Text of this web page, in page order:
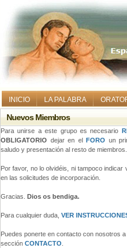
INICIO LA PALABRA
Nuevos Miembros
Para unirse a este grupo es necesario
OBLIGATORIO dejar en el FORO un
saludo y presentación al resto de miembros.
Por favor, no lo olvidéis, ni tampoco indicar
en las solicitudes de incorporación.
Gracias. Dios os bendiga.
Para cualquier duda, VER
Puedes ponerte en contacto con nosotros
sección CONTACTO